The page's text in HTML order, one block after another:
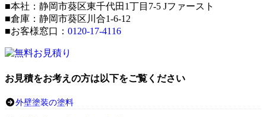
■本社：静岡市葵区東千代田1丁目7-5 Jファースト
■倉庫：静岡市葵区川合1-6-12
■お客様窓口： 0120-17-4116
お見積をお考えの方は以下をご覧ください
外壁塗装の塗料